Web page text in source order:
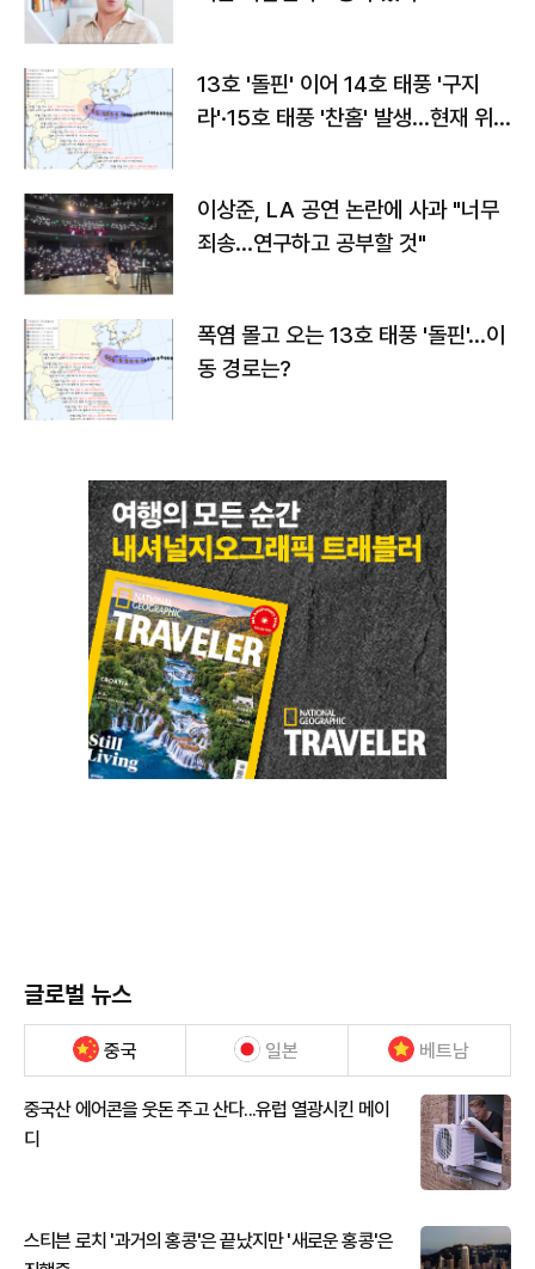
13호 '돌핀' 이어 14호 태풍 '구지
라'·15호 태풍 '찬홈' 발생…현재 위
이상준, LA 공연 논란에 사과 "너무
죄송…연구하고 공부할 것"
폭염 몰고 오는 13호 태풍 '돌핀'…이
동 경로는?
글로벌 뉴스
중국 일본 베트남
중국산 에어콘을 웃돈 주고 산다...유럽 열광시킨 메이
디
스티븐 로치 '과거의 홍콩'은 끝났지만 '새로운 홍콩'은